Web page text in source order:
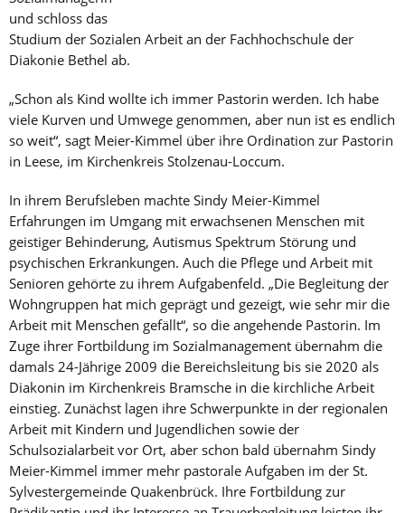
und schloss das
Studium der Sozialen Arbeit an der Fachhochschule der
Diakonie Bethel ab.
„Schon als Kind wollte ich immer Pastorin werden. Ich habe
viele Kurven und Umwege genommen, aber nun ist es endlich
so weit“, sagt Meier-Kimmel über ihre Ordination zur Pastorin
in Leese, im Kirchenkreis Stolzenau-Loccum.
In ihrem Berufsleben machte Sindy Meier-Kimmel
Erfahrungen im Umgang mit erwachsenen Menschen mit
geistiger Behinderung, Autismus Spektrum Störung und
psychischen Erkrankungen. Auch die Pflege und Arbeit mit
Senioren gehörte zu ihrem Aufgabenfeld. „Die Begleitung der
Wohngruppen hat mich geprägt und gezeigt, wie sehr mir die
Arbeit mit Menschen gefällt“, so die angehende Pastorin. Im
Zuge ihrer Fortbildung im Sozialmanagement übernahm die
damals 24-Jährige 2009 die Bereichsleitung bis sie 2020 als
Diakonin im Kirchenkreis Bramsche in die kirchliche Arbeit
einstieg. Zunächst lagen ihre Schwerpunkte in der regionalen
Arbeit mit Kindern und Jugendlichen sowie der
Schulsozialarbeit vor Ort, aber schon bald übernahm Sindy
Meier-Kimmel immer mehr pastorale Aufgaben im der St.
Sylvestergemeinde Quakenbrück. Ihre Fortbildung zur